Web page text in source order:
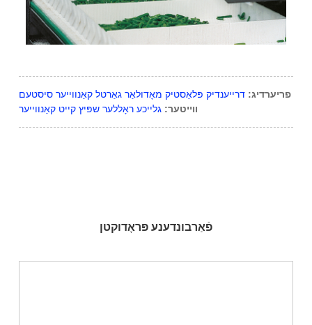
פריערדיג: דרייענדיק פּלאַסטיק מאָדולאַר גאַרטל קאַנווייער סיסטעם
ווייטער: גלייכע ראָללער שפּיץ קייט קאַנווייער
פֿאַרבונדענע פּראָדוקטן